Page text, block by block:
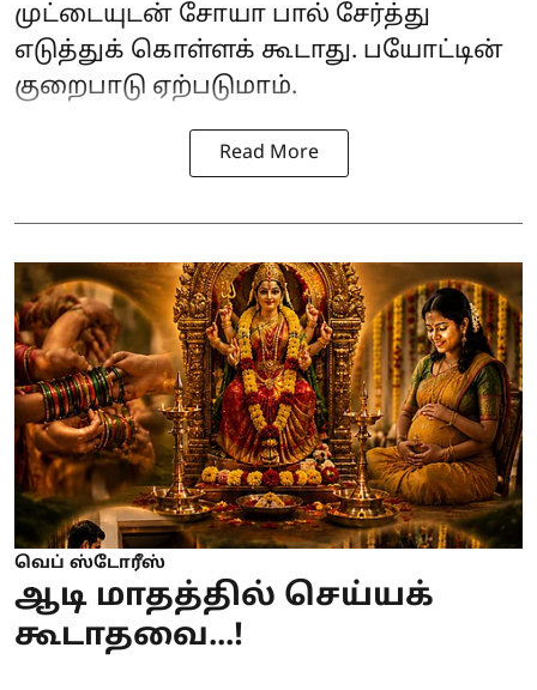
முட்டையுடன் சோயா பால் சேர்த்து
எடுத்துக் கொள்ளக் கூடாது. பயோட்டின்
குறைபாடு ஏற்படுமாம்.
Read More
வெப் ஸ்டோரீஸ்
ஆடி மாதத்தில் செய்யக்
கூடாதவை...!